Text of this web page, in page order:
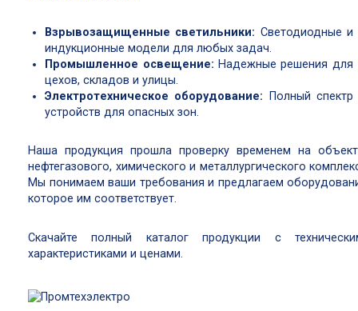
Взрывозащищенные светильники: Светодиодные и
индукционные модели для любых задач.
Промышленное освещение: Надежные решения для
цехов, складов и улицы.
Электротехническое оборудование: Полный спектр
устройств для опасных зон.
Наша продукция прошла проверку временем на
нефтегазового, химического и металлургического
Мы понимаем ваши требования и предлагаем
которое им соответствует.
Скачайте полный каталог продукции с
характеристиками и ценами.